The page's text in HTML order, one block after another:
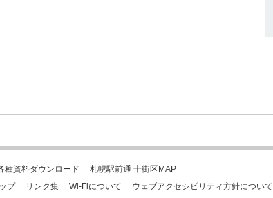
種資料ダウンロード
札幌駅前通 十街区MAP
プ リンク集 Wi-Fiについて ウェブアクセシビリティ方針について